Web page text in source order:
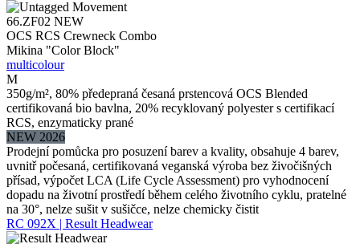
66.ZF02 NEW
OCS RCS Crewneck Combo
Mikina "Color Block"
multicolour
M
350g/m², 80% předepraná česaná prstencová OCS Blended
certifikovaná bio bavlna, 20% recyklovaný polyester s certifikací
RCS, enzymaticky prané
NEW 2026
Prodejní pomůcka pro posuzení barev a kvality, obsahuje 4 barev,
uvnitř počesaná, certifikovaná veganská výroba bez živočišných
přísad, výpočet LCA (Life Cycle Assessment) pro vyhodnocení
dopadu na životní prostředí během celého životního cyklu, pratelné
na 30°, nelze sušit v sušičce, nelze chemicky čistit
RC 092X | Result Headwear